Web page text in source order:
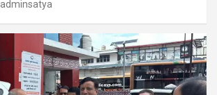
adminsatya